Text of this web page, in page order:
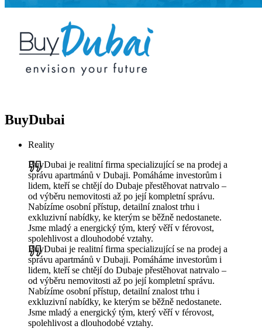
BuyDubai
Reality
BuyDubai je realitní firma specializující se na prodej a
správu apartmánů v Dubaji. Pomáháme investorům i
lidem, kteří se chtějí do Dubaje přestěhovat natrvalo –
od výběru nemovitosti až po její kompletní správu.
Nabízíme osobní přístup, detailní znalost trhu i
exkluzivní nabídky, ke kterým se běžně nedostanete.
Jsme mladý a energický tým, který věří v férovost,
spolehlivost a dlouhodobé vztahy.
BuyDubai je realitní firma specializující se na prodej a
správu apartmánů v Dubaji. Pomáháme investorům i
lidem, kteří se chtějí do Dubaje přestěhovat natrvalo –
od výběru nemovitosti až po její kompletní správu.
Nabízíme osobní přístup, detailní znalost trhu i
exkluzivní nabídky, ke kterým se běžně nedostanete.
Jsme mladý a energický tým, který věří v férovost,
spolehlivost a dlouhodobé vztahy.